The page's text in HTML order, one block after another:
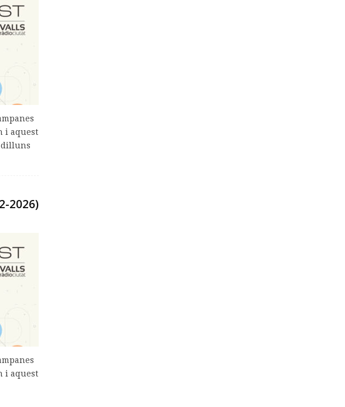
i aquest
dilluns
2026)
i aquest